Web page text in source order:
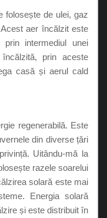
folosește de ulei, gaz
aer încălzit este
intermediul unei
prin aceste
casă și aerul cald
regenerabilă. Este
din diverse țări
Uitându-mă la
razele soarelui
solară este mai
Energia solară
și este distribuit în